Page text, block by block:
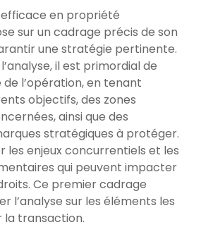
efficace en propriété
sur un cadrage précis de son
une stratégie pertinente.
il est primordial de
l’opération, en tenant
objectifs, des zones
ainsi que des
stratégiques à protéger.
les enjeux concurrentiels et les
qui peuvent impacter
Ce premier cadrage
l’analyse sur les éléments les
la transaction.